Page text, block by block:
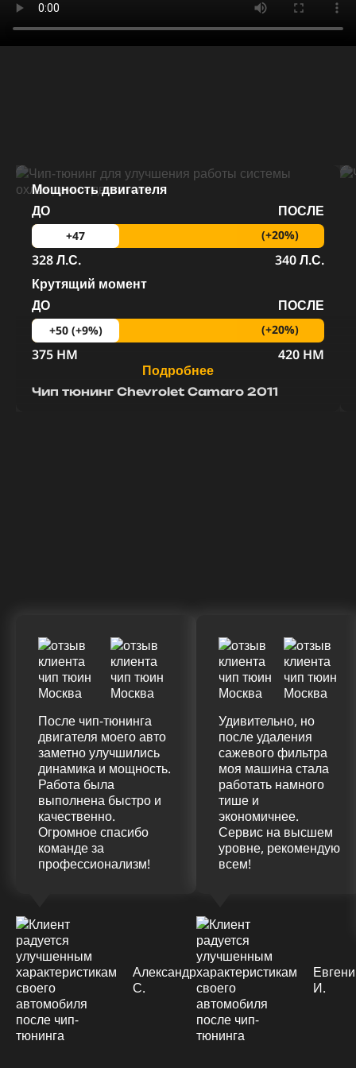
Чип тюнинг Chevrolet Camaro 2011
Мощность двигателя
ДО
ПОСЛЕ
+47 (+20%)
328 Л.С.
340 Л.С.
Крутящий момент
ДО
ПОСЛЕ
+50 (+9%) (+20%)
375 HM
420 HM
Подробнее
После чип-тюнинга
двигателя моего авто
заметно улучшились
динамика и мощность.
Работа была
выполнена быстро и
качественно.
Огромное спасибо
команде за
профессионализм!
Александр
С.
Удивительно, но
после удаления
сажевого фильтра
моя машина стала
работать намного
тише и
экономичнее.
Сервис на высшем
уровне, рекомендую
всем!
И.